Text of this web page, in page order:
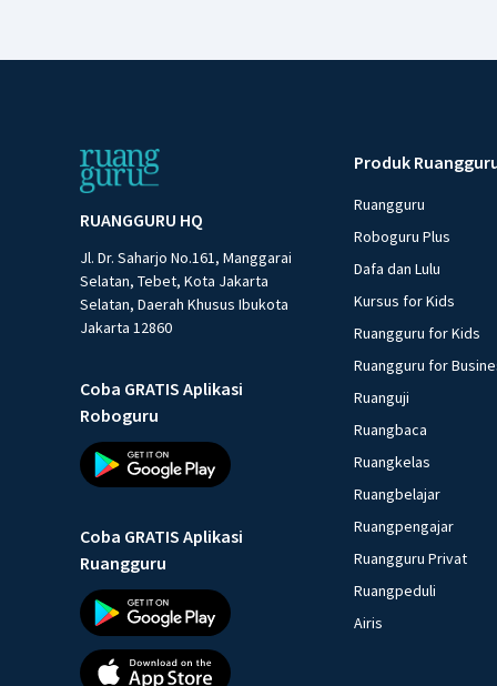
RUANGGURU HQ
Jl. Dr. Saharjo No.161, Manggarai
Selatan, Tebet, Kota Jakarta
Selatan, Daerah Khusus Ibukota
Jakarta 12860
Coba GRATIS Aplikasi
Roboguru
Coba GRATIS Aplikasi
Ruangguru
Produk
Ruangguru
Roboguru Plus
Dafa dan Lulu
Kursus for Kids
Ruangguru for Kids
Ruangguru for
Ruanguji
Ruangbaca
Ruangkelas
Ruangbelajar
Ruangpengajar
Ruangguru Privat
Ruangpeduli
Airis